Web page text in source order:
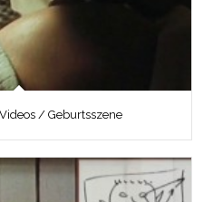
/ Geburtsszene